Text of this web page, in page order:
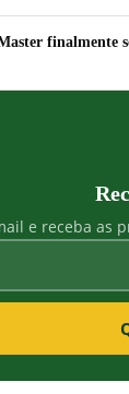
finalmente
e receba as